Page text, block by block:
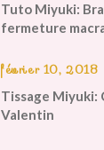
Tuto Miyuki:
fermeture
février 10, 2018
Tissage Miyuki:
Valentin